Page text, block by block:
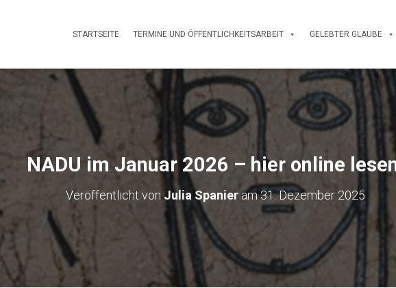
STARTSEITE TERMINE UND ÖFFENTLICHKEITSARBEIT GELEBTER GLAUBE
NADU im Januar 2026 – hier online
Veröffentlicht von Julia Spanieram31. Dezember 2025